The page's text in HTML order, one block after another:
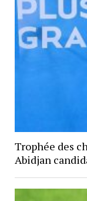
Trophée des
Abidjan